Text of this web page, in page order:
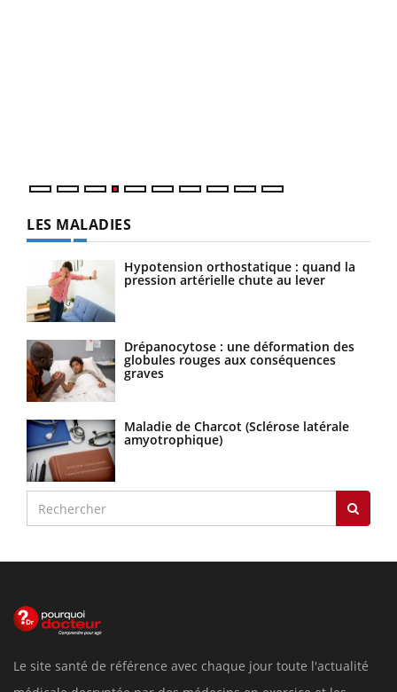
LES MALADIES
Hypotension orthostatique : quand la
pression artérielle chute au lever
Drépanocytose : une déformation des
globules rouges aux conséquences
graves
Maladie de Charcot (Sclérose latérale
amyotrophique)
Le site santé de référence avec chaque jour toute l'actualité